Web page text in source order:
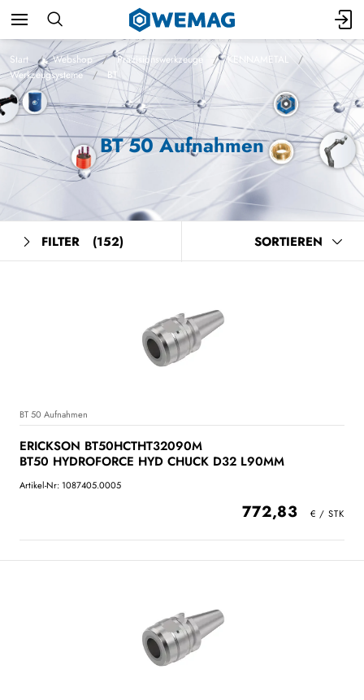
Start Webshop Präzisionswerkzeuge
KENNAMETAL
Werkzeugsysteme
BT
BT 50 Aufnahmen
FILTER (152) SORTIEREN
BT 50 Aufnahmen
ERICKSON BT50HCTHT32090M
BT50 HYDROFORCE HYD CHUCK D32 L90MM
Artikel-Nr: 1087405.0005
772,83